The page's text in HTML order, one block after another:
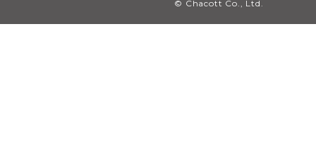
© Chacott Co., Ltd.